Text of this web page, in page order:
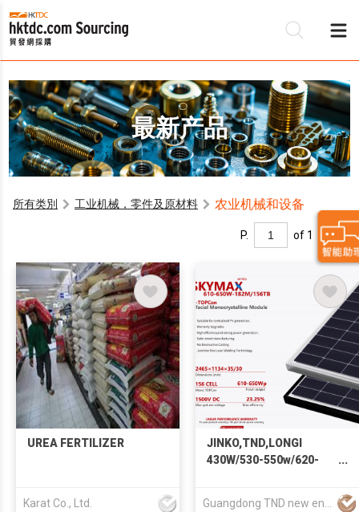
最新产品
所有类別 工业机械，零件及原材料 农业机械和设备
P. of 1
UREA FERTILIZER
Karat Co., Ltd.
JINKO,TND,LONGI
430W/530-550w/620-
Guangdong TND new energy technology Co., LTD